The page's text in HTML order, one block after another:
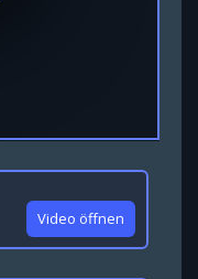
Video öffnen